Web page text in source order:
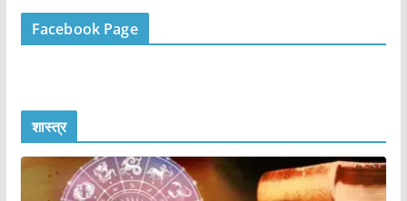
Facebook Page
शास्त्र